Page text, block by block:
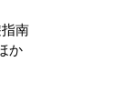
南
か